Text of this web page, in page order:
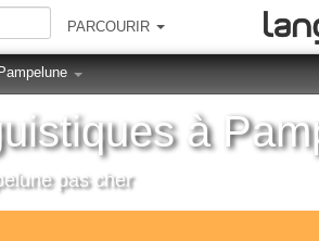
PARCOURIR
Pampelune
à
pas cher